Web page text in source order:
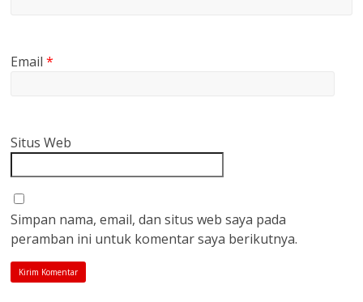
Email*
Situs Web
Simpan nama, email, dan situs web saya pada
peramban ini untuk komentar saya berikutnya.